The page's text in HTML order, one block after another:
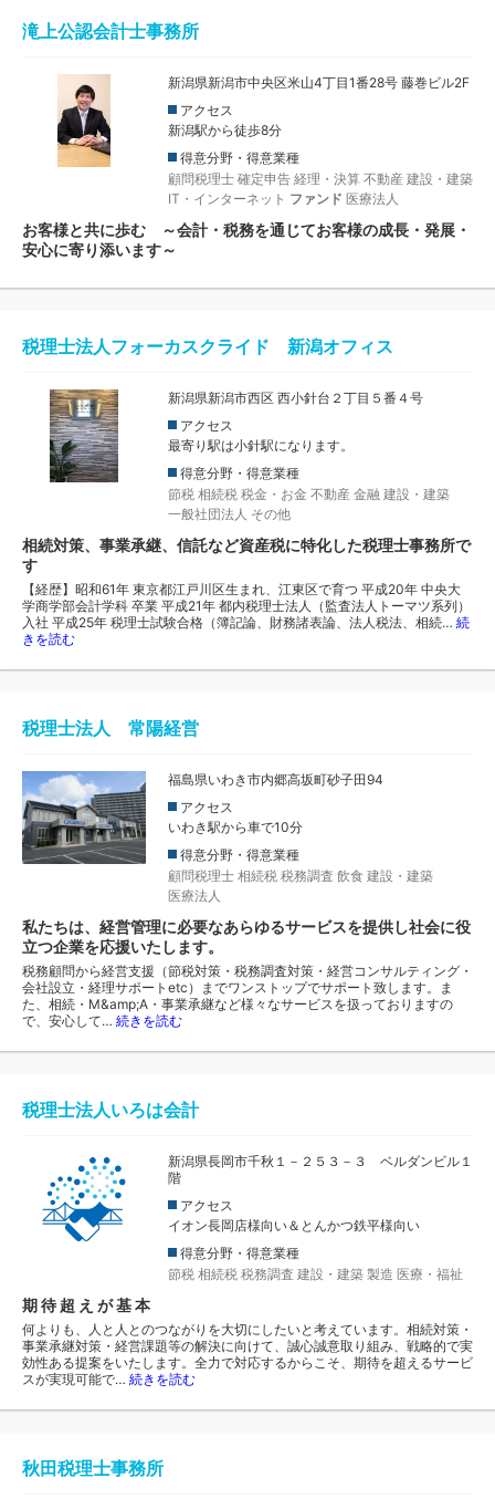
滝上公認会計士事務所
新潟県新潟市中央区米山4丁目1番28号 藤巻ビル2F
アクセス
新潟駅から徒歩8分
得意分野・得意業種
顧問税理士 確定申告 経理・決算 不動産 建設・建築
IT・インターネット ファンド 医療法人
お客様と共に歩む ～会計・税務を通じてお客様の成長・発展・
安心に寄り添います～
税理士法人フォーカスクライド 新潟オフィス
新潟県新潟市西区 西小針台２丁目５番４号
アクセス
最寄り駅は小針駅になります。
得意分野・得意業種
節税 相続税 税金・お金 不動産 金融 建設・建築
一般社団法人 その他
相続対策、事業承継、信託など資産税に特化した税理士事務所で
す
【経歴】昭和61年 東京都江戸川区生まれ、江東区で育つ 平成20年 中央大
学商学部会計学科 卒業 平成21年 都内税理士法人（監査法人トーマツ系列）
入社 平成25年 税理士試験合格（簿記論、財務諸表論、法人税法、相続… 続
きを読む
税理士法人 常陽経営
福島県いわき市内郷高坂町砂子田94
アクセス
いわき駅から車で10分
得意分野・得意業種
顧問税理士 相続税 税務調査 飲食 建設・建築
医療法人
私たちは、経営管理に必要なあらゆるサービスを提供し社会に役
立つ企業を応援いたします。
税務顧問から経営支援（節税対策・税務調査対策・経営コンサルティング・
会社設立・経理サポートetc）までワンストップでサポート致します。ま
た、相続・M&amp;A・事業承継など様々なサービスを扱っておりますの
で、安心して… 続きを読む
税理士法人いろは会計
新潟県長岡市千秋１－２５３－３ ベルダンビル１
階
アクセス
イオン長岡店様向い＆とんかつ鉄平様向い
得意分野・得意業種
節税 相続税 税務調査 建設・建築 製造 医療・福祉
期 待 超 え が 基 本
何よりも、人と人とのつながりを大切にしたいと考えています。相続対策・
事業承継対策・経営課題等の解決に向けて、誠心誠意取り組み、戦略的で実
効性ある提案をいたします。全力で対応するからこそ、期待を超えるサービ
スが実現可能で… 続きを読む
秋田税理士事務所